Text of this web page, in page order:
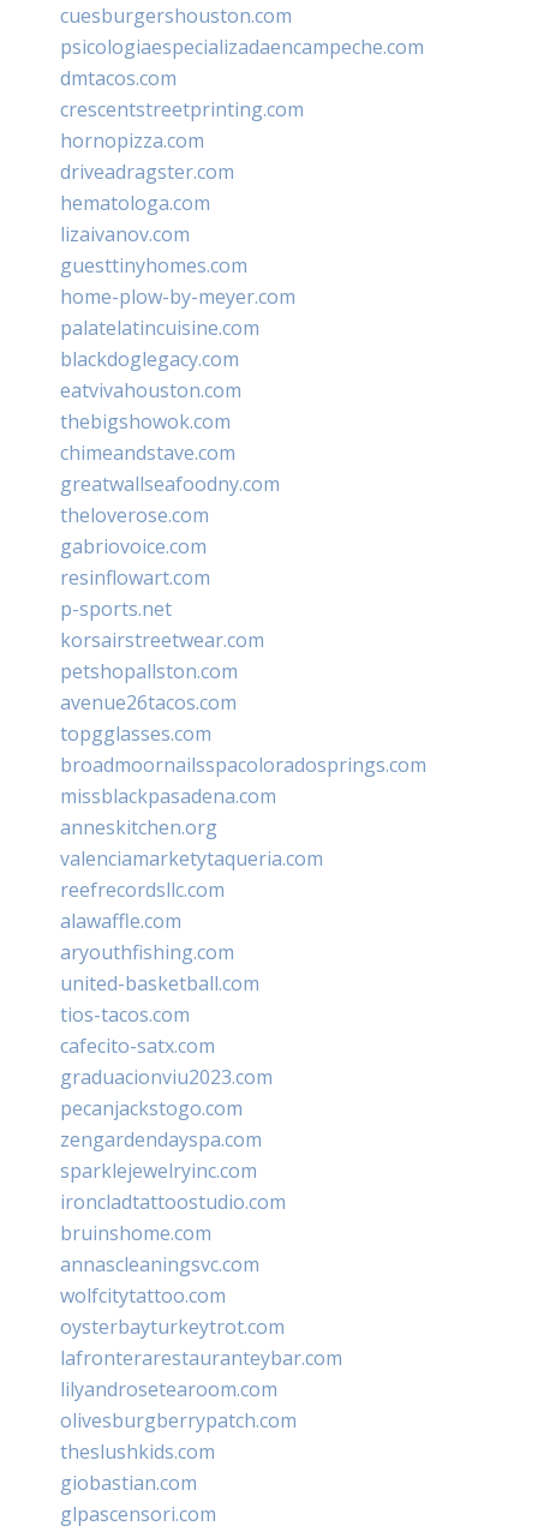
cuesburgershouston.com
psicologiaespecializadaencampeche.com
dmtacos.com
crescentstreetprinting.com
hornopizza.com
driveadragster.com
hematologa.com
lizaivanov.com
guesttinyhomes.com
home-plow-by-meyer.com
palatelatincuisine.com
blackdoglegacy.com
eatvivahouston.com
thebigshowok.com
chimeandstave.com
greatwallseafoodny.com
theloverose.com
gabriovoice.com
resinflowart.com
p-sports.net
korsairstreetwear.com
petshopallston.com
avenue26tacos.com
topgglasses.com
broadmoornailsspacoloradosprings.com
missblackpasadena.com
anneskitchen.org
valenciamarketytaqueria.com
reefrecordsllc.com
alawaffle.com
aryouthfishing.com
united-basketball.com
tios-tacos.com
cafecito-satx.com
graduacionviu2023.com
pecanjackstogo.com
zengardendayspa.com
sparklejewelryinc.com
ironcladtattoostudio.com
bruinshome.com
annascleaningsvc.com
wolfcitytattoo.com
oysterbayturkeytrot.com
lafronterarestauranteybar.com
lilyandrosetearoom.com
olivesburgberrypatch.com
theslushkids.com
giobastian.com
glpascensori.com